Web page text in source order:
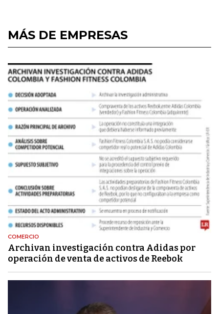
MÁS DE EMPRESAS
COMERCIO
Archivan investigación contra Adidas por
operación de venta de activos de Reebok